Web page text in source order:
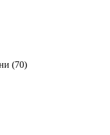
(70)